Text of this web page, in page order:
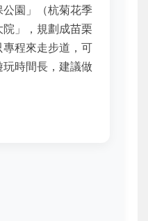
園」（杭菊花季
」，規劃成苗栗
程來走步道，可
時間長，建議做